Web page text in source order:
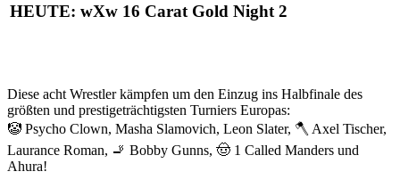
HEUTE: wXw 16 Carat Gold Night 2
Diese acht Wrestler kämpfen um den Einzug ins Halbfinale des
größten und prestigeträchtigsten Turniers Europas:
🤡 Psycho Clown, Masha Slamovich, Leon Slater, 🪓 Axel Tischer,
Laurance Roman, 🚬 Bobby Gunns, 🤠 1 Called Manders und
Ahura!